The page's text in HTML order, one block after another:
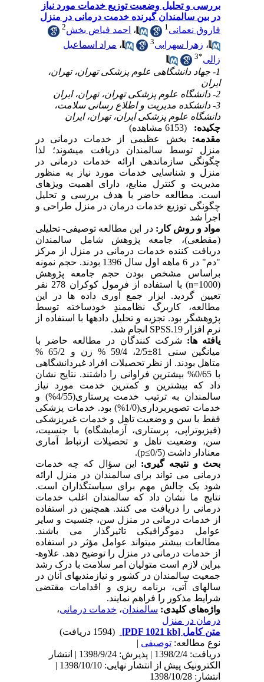
بررسی و تحلیل وضعیت توزیع خدمات مورد نیاز
در بین سالمندان گیرنده خدمت درمانی در منزل
فاروق نعمانی
،احمد فیاض بخش2
،زهرا سهرابی ،مراد اسماعیل
زالی
3
1- جهاد دانشگاهی علوم پزشکی تهران، تهران،
ایران
3- دانشکده مدیریت و اطلاع رسانی سلامت،
دانشگاه علوم پزشکی ایران، تهران، ایران
چکیده:
مقدمه:
بخش عظیمی از خدمات درمانی در
منزل توسط سالمندان دریافت می­شوند؛ لذا
چگونگی سازماندهی ارائه خدمات درمانی در
منزل و شناسایی خدمات مورد نیاز به منظور
مدیریت و کنترل منابع، دارای اهمیت ویژه­ای
است. مطالعه حاضر با هدف بررسی و تحلیل
چگونگی توزیع خدمات درمان در منزل طراحی و
اجرا شد
مواد و روش کار: در این مطالعه توصیفی- تحلیلی
(مقطعی)، جامعه پژوهش شامل سالمندان
دریافت کننده خدمات درمانی در منزل از مرکز
"دم" در 6 ماهه اول سال 1396 بودند. حجم نمونه
براساس مشخص بودن حجم جامعه پژوهش
n=
) با استفاده از فرمول کوکران 278 نفر
تعیین گردید. ابزار جمع آوری داده­ ها در این
مطالعه، کاربرگ نظام­مندِ خودساخته توسط
پژوهشگر بود. تجزیه و تحلیل داده­ها با استفاده از
نرم افزار SPSS.19انجام شد.
یافته ها: شرکت کنندگان در مطالعه حاضر با
میانگین سنی 81
±
2/5، 59/4 % زن و 65/2 %
متاهل بودند. از نظر تحصیلات افراد غیردانشگاهی
با 0/65% بیشترین فراوانی را داشتند. نتایج نشان
داد که بیشترین و کمترین خدمت مورد نیاز
سالمندان به ترتیب خدمت پرستاری(4/55%) و
خدمات تصویربرداری(1/0%) بود. خدمات پزشکی
فقط با سن و وضعیت تاهل و خدمات غیرپزشکی
(فیزیوتراپی، پرستاری، آزمایشگاه) با جنسیت،
سن، وضعیت تاهل و تحصیلات ارتباط آماری
معنادار داشت (0/5
p≤
).
بحث و نتیجه گیری: این سؤال که چه خدمات
درمانی می تواند برای سالمندان در منزل ارائه
شود یک چالش مهم برای سیاست­گذاران است.
نتایج ما نشان داد که سالمندان اغلب خدمات
درمانی را دریافت می­ کنند. همچنین در استفاده
از خدمات درمانی در منزل سن، جنسیت و سایر
عوامل دموگرافیکی تاثیرگذار می­ باشند.
مطالعات بیشتر می­تواند عوامل مؤثر در استفاده
از خدمات درمانی در منزل را توضیح دهد. علاوه­
براین لازم است متولیان امر سلامت با درک رشد
جمعیت سالمندان در کشور و نیازمندی­های آنان در
سال­های آتی، برنامه ریزی و اقدامات مقتضی
شرایط مذکور را فراهم نمایند.
واژه‌های کلیدی:سالمندان ،خدمات درمانی،
درمان در منزل
متن کامل[PDF 1021 kb]
نوع مطالعه:توصیفی|
دریافت: 1398/2/4 | پذیرش: 1398/9/24 | انتشار
الکترونیک پیش از انتشار نهایی: 1398/10/10 |
انتشار: 1398/10/28